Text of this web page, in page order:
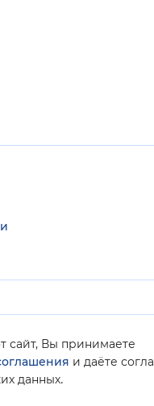
сайт, Вы принимаете
и даёте
данных.